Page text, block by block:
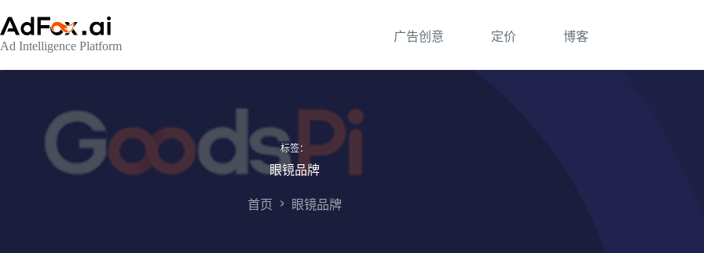
至
内
Ad Intelligence Platform
广告创意 定价 博客
标签：
眼镜品牌
首页 眼镜品牌